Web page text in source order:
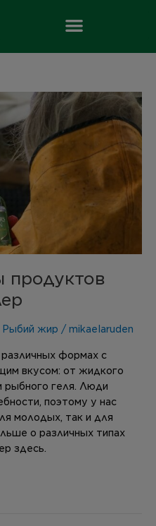
продуктов
Рыбий жир / mikaelaruden
формах с
вкусом: от жидкого
рыбного геля. Люди
поэтому у нас
молодых, так и для
о различных типах
здесь.